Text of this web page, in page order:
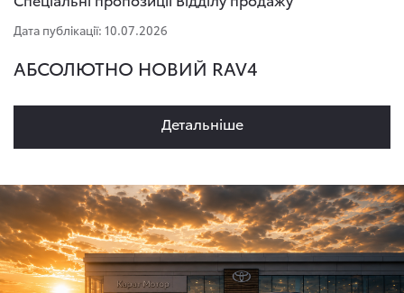
Дата публікації: 10.07.2026
АБСОЛЮТНО НОВИЙ RAV4
Детальнiше